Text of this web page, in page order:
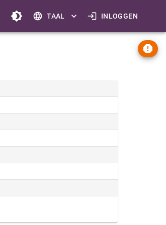
TAAL INLOGGEN